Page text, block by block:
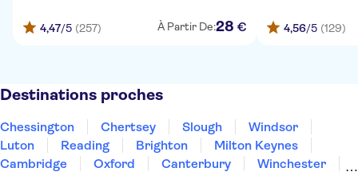
4,47/5 (257) À Partir De:28 € 4,56/5 (129)
Destinations proches
Chessington Chertsey Slough
Windsor
Luton
Reading Brighton
Milton Keynes
Cambridge
Oxford Canterbury
Winchester